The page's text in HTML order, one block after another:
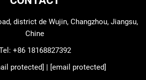
district de Wujin, Changzhou, Jiangsu,
Chine
+86 18168827392
protected] [email protected]